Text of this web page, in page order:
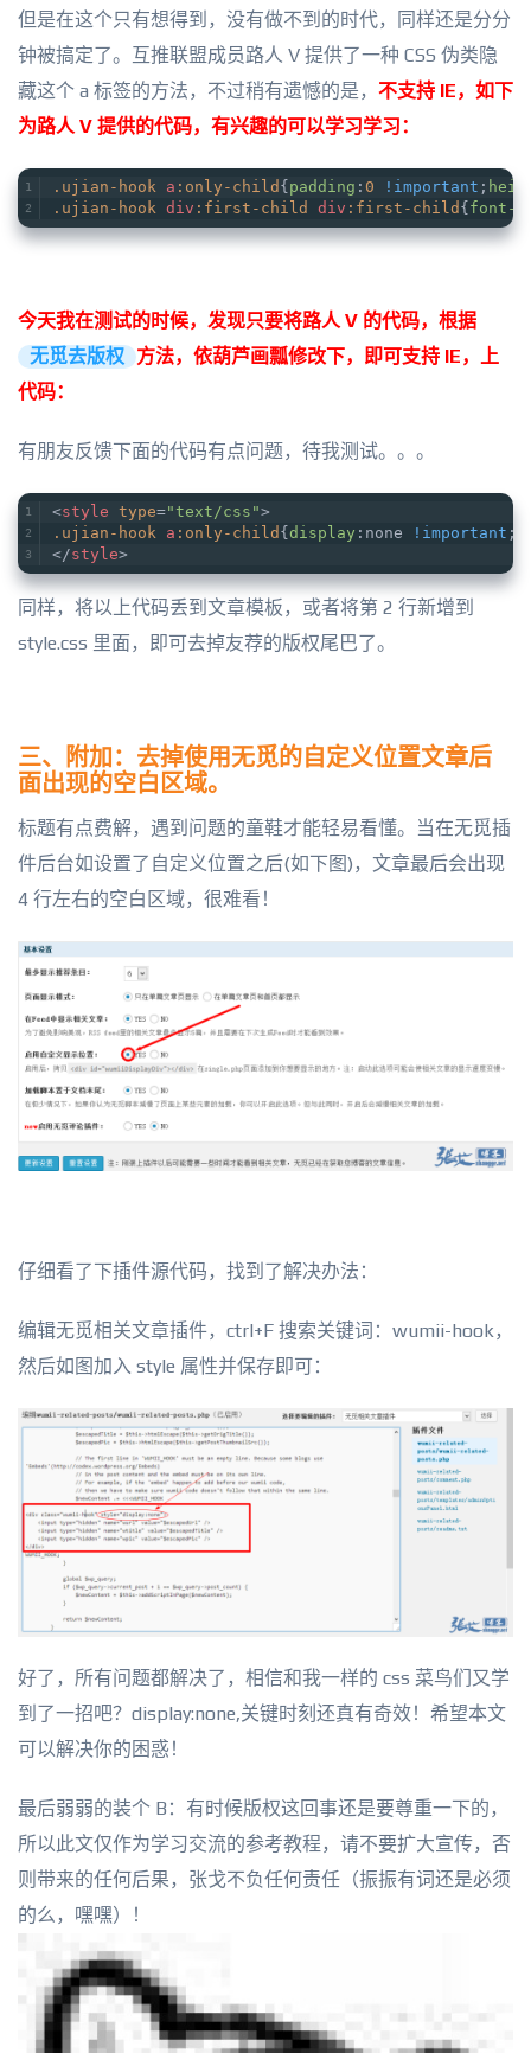
但是在这个只有想得到，没有做不到的时代，同样还是分分
钟被搞定了。互推联盟成员路人 V 提供了一种 CSS 伪类隐
藏这个 a 标签的方法，不过稍有遗憾的是， 不支持 IE，如下
为路人 V 提供的代码，有兴趣的可以学习学习：
.ujian-hook a :only-child { padding : 0 !important ;
.ujian-hook div :first-child div :first-child { font-
今天我在测试的时候，发现只要将路人 V 的代码，根据
无觅去版权 方法，依葫芦画瓢修改下，即可支持 IE，上
代码：
有朋友反馈下面的代码有点问题，待我测试。。。
<style type="text/css">
.ujian-hook
a :only-child { display :none !important ;}
</style>
同样，将以上代码丢到文章模板，或者将第 2 行新增到
style.css 里面，即可去掉友荐的版权尾巴了。
三、附加：去掉使用无觅的自定义位置文章后
面出现的空白区域。
标题有点费解，遇到问题的童鞋才能轻易看懂。当在无觅插
件后台如设置了自定义位置之后(如下图)，文章最后会出现
4 行左右的空白区域，很难看！
仔细看了下插件源代码，找到了解决办法：
编辑无觅相关文章插件，ctrl+F 搜索关键词：wumii-hook，
然后如图加入 style 属性并保存即可：
好了，所有问题都解决了，相信和我一样的 css 菜鸟们又学
到了一招吧？display:none,关键时刻还真有奇效！希望本文
可以解决你的困惑！
最后弱弱的装个 B：有时候版权这回事还是要尊重一下的，
所以此文仅作为学习交流的参考教程，请不要扩大宣传，否
则带来的任何后果，张戈不负任何责任（振振有词还是必须
的么，嘿嘿）！